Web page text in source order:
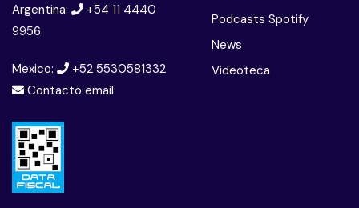
Argentina:
+54 11 4440
9956
Mexico:
+52 5530581332
Contacto email
Podcasts Spotify
News
Videoteca